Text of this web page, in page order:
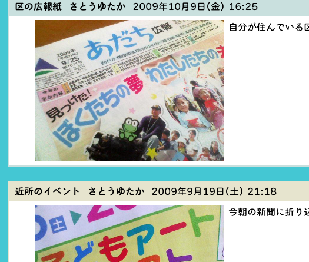
区の広報紙 さとうゆたか2009年10月9日(金) 16:25
自分が住んでいる
近所のイベント さとうゆたか2009年9月19日(土) 21:18
今朝の新聞に折り